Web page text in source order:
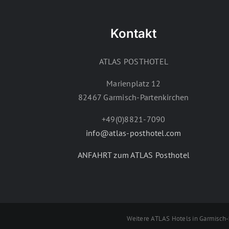
Kontakt
ATLAS POSTHOTEL
Marienplatz 12
82467 Garmisch-Partenkirchen
+49(0)8821-7090
info@atlas-posthotel.com
ANFAHRT zum ATLAS Posthotel
Weitere ATLAS Hotels in